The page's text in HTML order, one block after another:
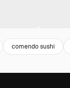
comendo sushi